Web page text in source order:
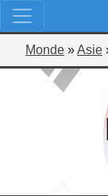
Monde »Asie